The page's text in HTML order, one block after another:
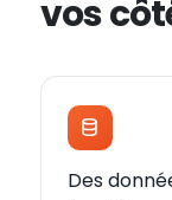
vos
Des